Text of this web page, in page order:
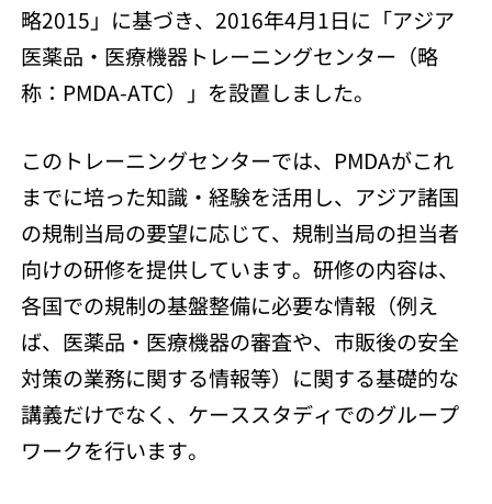
略2015」に基づき、2016年4月1日に「アジア
医薬品・医療機器トレーニングセンター（略
称：PMDA-ATC）」を設置しました。
このトレーニングセンターでは、PMDAがこれ
までに培った知識・経験を活用し、アジア諸国
の規制当局の要望に応じて、規制当局の担当者
向けの研修を提供しています。研修の内容は、
各国での規制の基盤整備に必要な情報（例え
ば、医薬品・医療機器の審査や、市販後の安全
対策の業務に関する情報等）に関する基礎的な
講義だけでなく、ケーススタディでのグループ
ワークを行います。